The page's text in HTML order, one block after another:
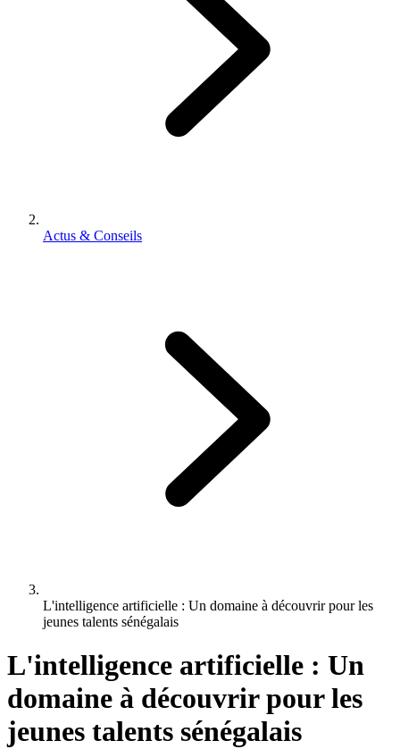
Actus & Conseils
L'intelligence artificielle : Un domaine à découvrir pour les
jeunes talents sénégalais
L'intelligence artificielle : Un
domaine à découvrir pour les
jeunes talents sénégalais